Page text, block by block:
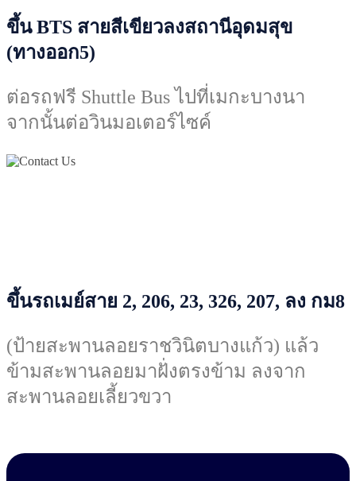
ขึ้น BTS สายสีเขียวลงสถานีอุดมสุข
(ทางออก5)
ต่อรถฟรี Shuttle Bus ไปที่เมกะบางนา
จากนั้นต่อวินมอเตอร์ไซค์
ขึ้นรถเมย์สาย 2, 206, 23, 326, 207, ลง กม8
(ป้ายสะพานลอยราชวินิตบางแก้ว) แล้ว
ข้ามสะพานลอยมาฝั่งตรงข้าม ลงจาก
สะพานลอยเลี้ยวขวา